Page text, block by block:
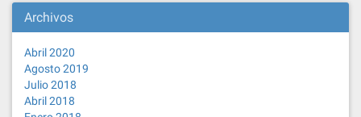
Archivos
Abril 2020
Agosto 2019
Julio 2018
Abril 2018